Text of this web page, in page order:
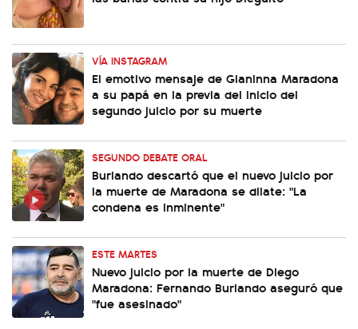
VÍA INSTAGRAM
El emotivo mensaje de Gianinna Maradona
a su papá en la previa del inicio del
segundo juicio por su muerte
SEGUNDO DEBATE ORAL
Burlando descartó que el nuevo juicio por
la muerte de Maradona se dilate: "La
condena es inminente"
ESTE MARTES
Nuevo juicio por la muerte de Diego
Maradona: Fernando Burlando aseguró que
"fue asesinado"